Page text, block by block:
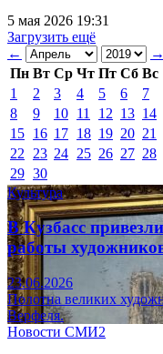
5 мая 2026 19:31
Загрузить ещё
←
→
Пн Вт Ср Чт Пт Сб Вс
1
2 3 4 5 6
7
8
9 10 11 12 13 14
15 16 17 18 19 20 21
22
23 24 25 26 27 28
29 30
Культура
В Кузбасс
работы
23.06.2026
Полотна великих
Верфеля.
Новости СМИ2